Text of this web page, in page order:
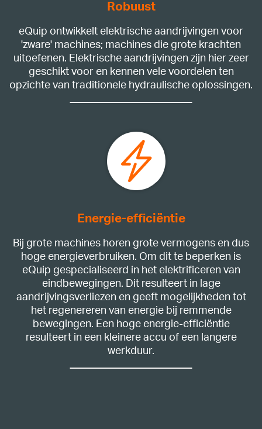
Robuust
eQuip ontwikkelt elektrische aandrijvingen voor
'zware' machines; machines die grote krachten
uitoefenen. Elektrische aandrijvingen zijn hier zeer
geschikt voor en kennen vele voordelen ten
opzichte van traditionele hydraulische oplossingen.
Energie-efficiëntie
Bij grote machines horen grote vermogens en dus
hoge energieverbruiken. Om dit te beperken is
eQuip gespecialiseerd in het elektrificeren van
eindbewegingen. Dit resulteert in lage
aandrijvingsverliezen en geeft mogelijkheden tot
het regenereren van energie bij remmende
bewegingen. Een hoge energie-efficiëntie
resulteert in een kleinere accu of een langere
werkduur.